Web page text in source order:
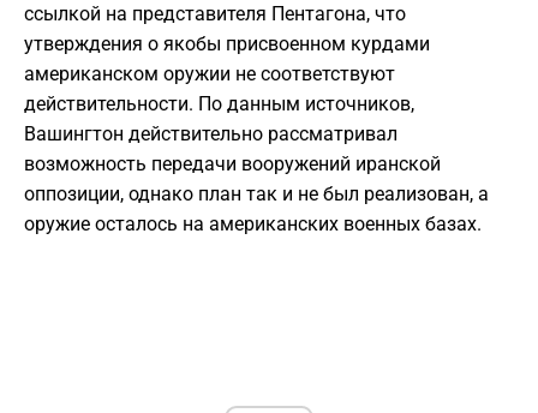
ссылкой на представителя Пентагона, что
утверждения о якобы присвоенном курдами
американском оружии не соответствуют
действительности. По данным источников,
Вашингтон действительно рассматривал
возможность передачи вооружений иранской
оппозиции, однако план так и не был реализован, а
оружие осталось на американских военных базах.